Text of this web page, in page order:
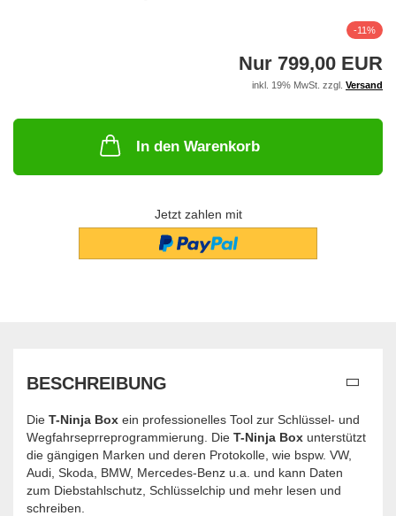
-11%
Nur 799,00 EUR
inkl. 19% MwSt. zzgl. Versand
In den Warenkorb
Jetzt zahlen mit
BESCHREIBUNG
Die T-Ninja Box ein professionelles Tool zur Schlüssel- und
Wegfahrseprreprogrammierung. Die T-Ninja Box unterstützt
die gängigen Marken und deren Protokolle, wie bspw. VW,
Audi, Skoda, BMW, Mercedes-Benz u.a. und kann Daten
zum Diebstahlschutz, Schlüsselchip und mehr lesen und
schreiben.